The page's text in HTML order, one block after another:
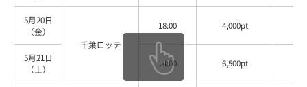
5月20日
（金）
千葉ロッテ
18:00 4,000pt
5月21日
（土）
14:00 6,500pt